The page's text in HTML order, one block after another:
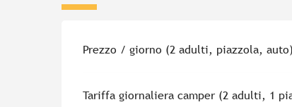
Tariffe 2026
Prezzo / giorno (2 adulti, piazzola, auto)
Tariffa giornaliera camper (2 adulti, 1